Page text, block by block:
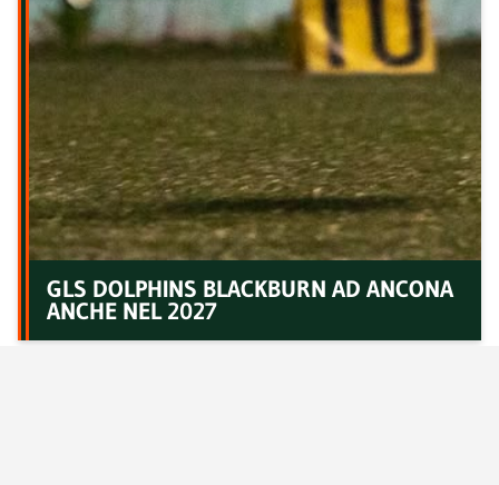
GLS DOLPHINS BLACKBURN AD ANCONA
ANCHE NEL 2027